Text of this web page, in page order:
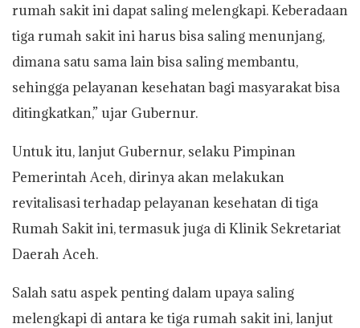
rumah sakit ini dapat saling melengkapi. Keberadaan
tiga rumah sakit ini harus bisa saling menunjang,
dimana satu sama lain bisa saling membantu,
sehingga pelayanan kesehatan bagi masyarakat bisa
ditingkatkan,” ujar Gubernur.
Untuk itu, lanjut Gubernur, selaku Pimpinan
Pemerintah Aceh, dirinya akan melakukan
revitalisasi terhadap pelayanan kesehatan di tiga
Rumah Sakit ini, termasuk juga di Klinik Sekretariat
Daerah Aceh.
Salah satu aspek penting dalam upaya saling
melengkapi di antara ke tiga rumah sakit ini, lanjut